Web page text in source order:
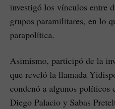
investigó los vínculos entre
grupos paramilitares, en lo
parapolítica.
Asimismo, participó de la
que reveló la llamada
condenó a algunos políticos
Diego Palacio y Sabas